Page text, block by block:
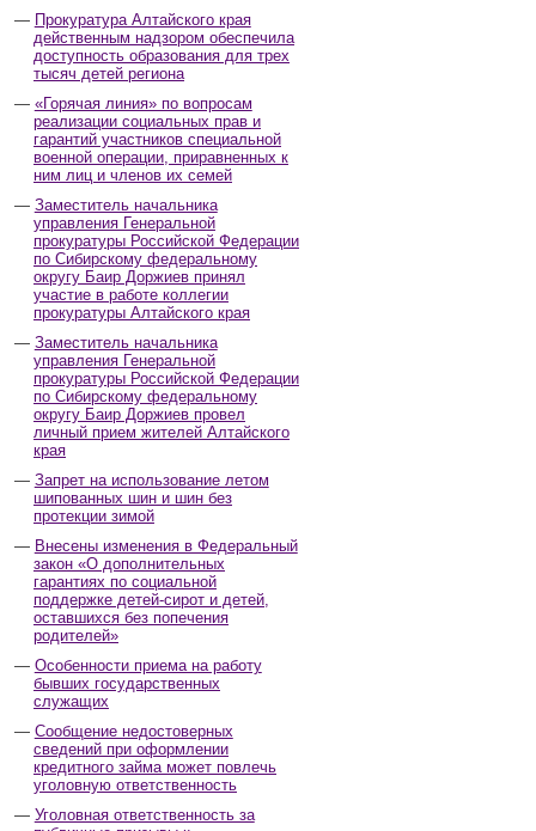
Прокуратура Алтайского края
действенным надзором обеспечила
доступность образования для трех
тысяч детей региона
«Горячая линия» по вопросам
реализации социальных прав и
гарантий участников специальной
военной операции, приравненных к
ним лиц и членов их семей
Заместитель начальника
управления Генеральной
прокуратуры Российской Федерации
по Сибирскому федеральному
округу Баир Доржиев принял
участие в работе коллегии
прокуратуры Алтайского края
Заместитель начальника
управления Генеральной
прокуратуры Российской Федерации
по Сибирскому федеральному
округу Баир Доржиев провел
личный прием жителей Алтайского
края
Запрет на использование летом
шипованных шин и шин без
протекции зимой
Внесены изменения в Федеральный
закон «О дополнительных
гарантиях по социальной
поддержке детей-сирот и детей,
оставшихся без попечения
родителей»
Особенности приема на работу
бывших государственных
служащих
Сообщение недостоверных
сведений при оформлении
кредитного займа может повлечь
уголовную ответственность
Уголовная ответственность за